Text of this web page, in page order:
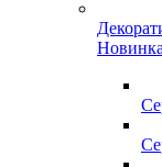
Новинка